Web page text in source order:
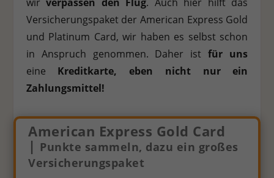
Versicherungspaket der American Express Gold
und Platinum Card, wir haben es selbst schon
in Anspruch genommen. Daher istfür uns
eine Kreditkarte, eben nicht nur ein
Zahlungsmittel!
American Express Gold Card
| Punkte sammeln, dazu ein großes
Versicherungspaket